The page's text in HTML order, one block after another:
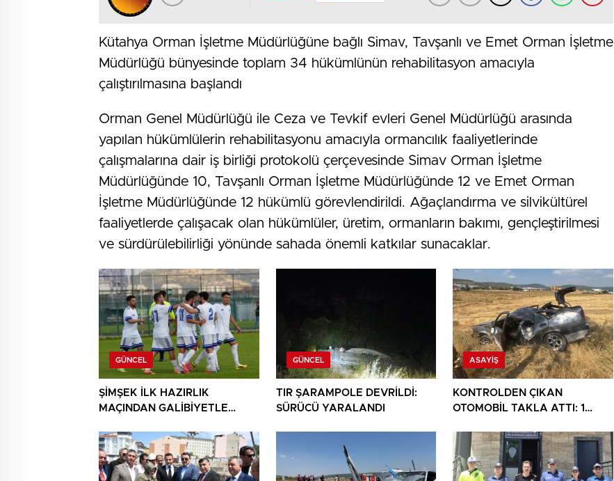
Kütahya Orman İşletme Müdürlüğüne bağlı Simav, Tavşanlı ve Emet Orman İşletme
Müdürlüğü bünyesinde toplam 34 hükümlünün rehabilitasyon amacıyla
çalıştırılmasına başlandı
Orman Genel Müdürlüğü ile Ceza ve Tevkif evleri Genel Müdürlüğü arasında
yapılan hükümlülerin rehabilitasyonu amacıyla ormancılık faaliyetlerinde
çalışmalarına dair iş birliği protokolü çerçevesinde Simav Orman İşletme
Müdürlüğünde 10, Tavşanlı Orman İşletme Müdürlüğünde 12 ve Emet Orman
İşletme Müdürlüğünde 12 hükümlü görevlendirildi. Ağaçlandırma ve silvikültürel
faaliyetlerde çalışacak olan hükümlüler, üretim, ormanların bakımı, gençleştirilmesi
ve sürdürülebilirliği yönünde sahada önemli katkılar sunacaklar.
GÜNCEL
ŞİMŞEK İLK HAZIRLIK
MAÇINDAN GALİBİYETLE
GÜNCEL
TIR ŞARAMPOLE DEVRİLDİ:
SÜRÜCÜ YARALANDI
ASAYIŞ
KONTROLDEN ÇIKAN
OTOMOBİL TAKLA ATTI: 1